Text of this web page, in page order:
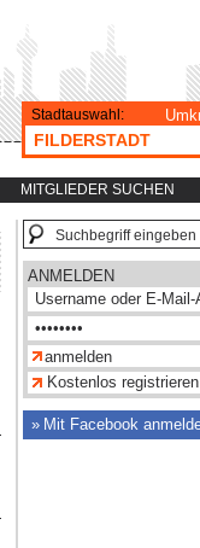
MITGLIEDER SUCHEN
Stadtauswahl:
FILDERSTADT
ANMELDEN
Kostenlos registrieren
Mit Facebook